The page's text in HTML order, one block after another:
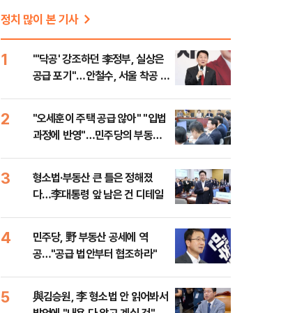
정치 많이 본 기사
1
"'닥공' 강조하던 李정부, 실상은
공급 포기"…안철수, 서울 착공 실
2
"오세훈이 주택 공급 않아" "입법
과정에 반영"…민주당의 부동산
3
형소법·부동산 큰 틀은 정해졌
다…李대통령 앞 남은 건 디테일
4
민주당, 野 부동산 공세에 역
공…"공급 법안부터 협조하라"
5
與김승원, 李 형소법 안 읽어봐서